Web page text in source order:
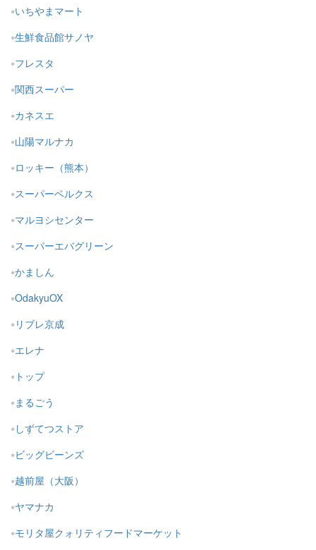
いちやまマート
生鮮食品館サノヤ
フレスタ
関西スーパー
カネスエ
山陽マルナカ
ロッキー（熊本）
スーパーベルクス
マルヨシセンター
スーパーエバグリーン
かましん
OdakyuOX
リブレ京成
エレナ
トップ
まるごう
しずてつストア
ビッグビーンズ
越前屋（大阪）
ヤマナカ
モリタ屋クォリティフードマーケット